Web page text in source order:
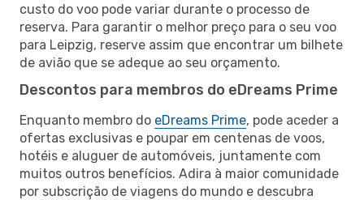
custo do voo pode variar durante o processo de
reserva. Para garantir o melhor preço para o seu voo
para Leipzig, reserve assim que encontrar um bilhete
de avião que se adeque ao seu orçamento.
Descontos para membros do eDreams Prime
Enquanto membro do eDreams Prime, pode aceder a
ofertas exclusivas e poupar em centenas de voos,
hotéis e aluguer de automóveis, juntamente com
muitos outros benefícios. Adira à maior comunidade
por subscrição de viagens do mundo e descubra